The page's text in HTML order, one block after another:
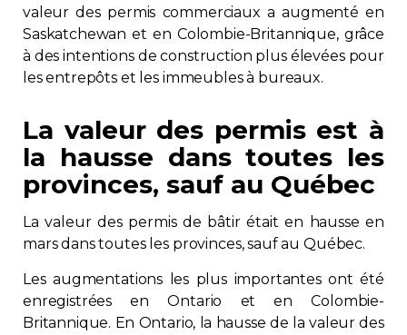
valeur des permis commerciaux a augmenté en
Saskatchewan et en Colombie-Britannique, grâce
à des intentions de construction plus élevées pour
les entrepôts et les immeubles à bureaux.
La valeur des permis est à
la hausse dans toutes les
provinces, sauf au Québec
La valeur des permis de bâtir était en hausse en
mars dans toutes les provinces, sauf au Québec.
Les augmentations les plus importantes ont été
enregistrées en Ontario et en Colombie-
Britannique. En Ontario, la hausse de la valeur des